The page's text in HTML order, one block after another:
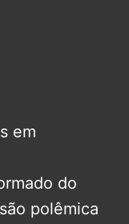
em
do
polêmica